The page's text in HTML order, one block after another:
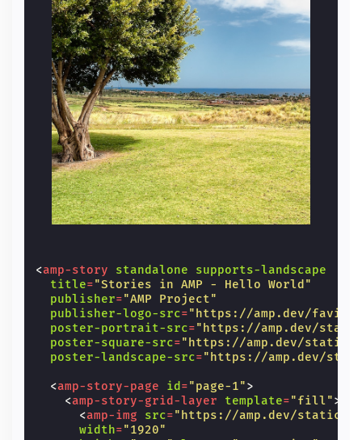
<amp-story standalone
supports-landscape
title="Stories in AMP - Hello World"
publisher="AMP Project"
publisher-logo-src="https://amp.dev/
poster-portrait-src="https://amp.dev/
poster-square-src="https://amp.dev/static/
poster-landscape-src="https://amp.dev/
<amp-story-page id ="page-1">
<amp-story-grid-layer template="fill">
<amp-img src="https://amp.dev/static/
width="1920"